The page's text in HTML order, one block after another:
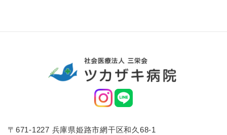
〒671-1227 兵庫県姫路市網干区和久68-1